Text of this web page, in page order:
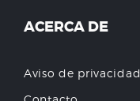
ACERCA DE
Aviso de privacidad